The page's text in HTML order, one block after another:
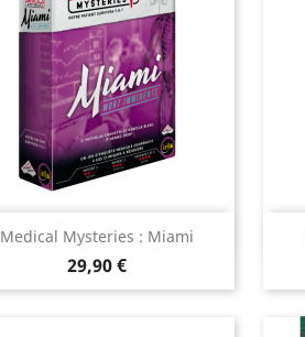
Medical Mysteries : Miami
Prix
29,90 €
Aperçu rapide